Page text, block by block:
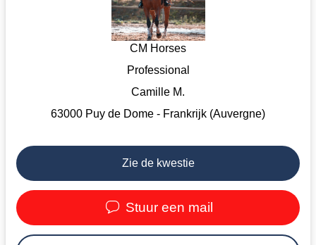
CM Horses
Professional
Camille M.
63000 Puy de Dome - Frankrijk (Auvergne)
Zie de kwestie
Stuur een mail